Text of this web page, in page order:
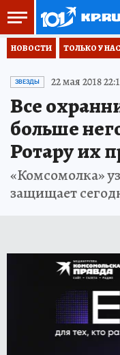
НОВОСТИ ТОЛЬКО У
ЗВЕЗДЫ 22 мая 2018
Все
больше
Ротару их
«Комсомолка»
защищает